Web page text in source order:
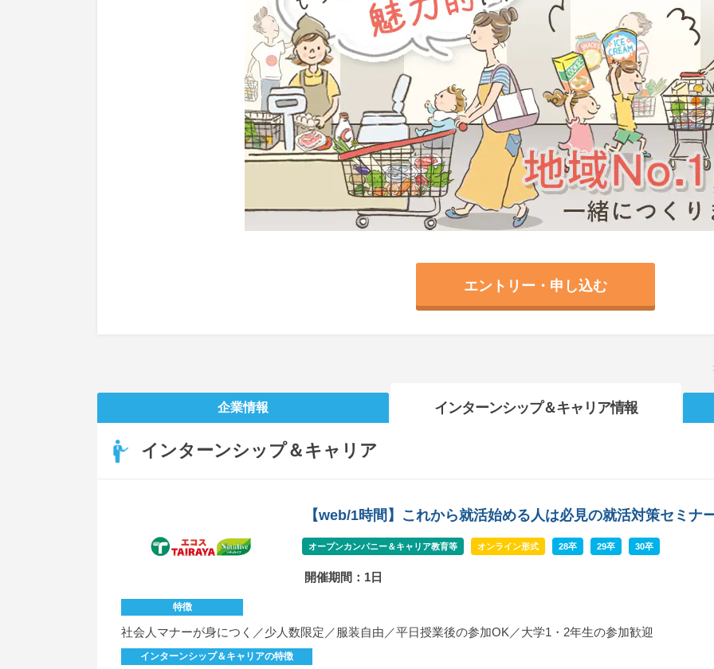
エントリー・申し込む
企業情報 インターンシップ＆キャリア情報
インターンシップ＆キャリア
【web/1時間】これから就活始める人は必見の就活対策セミナ
オープンカンパニー＆キャリア教育等 オンライン形式 28卒 29卒 30卒
開催期間：1日
特徴
社会人マナーが身につく／少人数限定／服装自由／平日授業後の参加OK／大学1・2年生の参加歓迎
インターンシップ＆キャリアの特徴